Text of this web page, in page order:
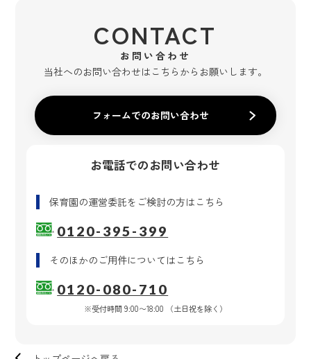
CONTACT
お問い合わせ
当社へのお問い合わせはこちらからお願いします。
フォームでのお問い合わせ
お電話でのお問い合わせ
保育園の運営委託をご検討の方はこちら
0120-395-399
そのほかのご用件についてはこちら
0120-080-710
※受付時間 9:00〜18:00 （土日祝を除く）